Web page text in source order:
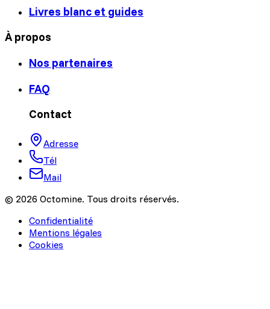
Livres blanc et guides
À propos
Nos partenaires
FAQ
Contact
Adresse
Tél
Mail
© 2026 Octomine. Tous droits réservés.
Confidentialité
Mentions légales
Cookies